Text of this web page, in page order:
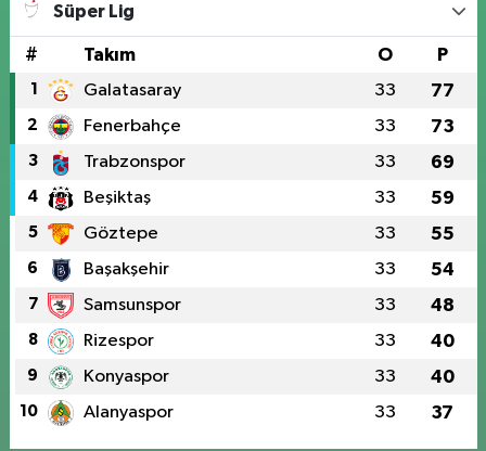
Süper Lig
# Takım O P
1 Galatasaray 33 77
2 Fenerbahçe 33 73
3 Trabzonspor 33 69
4 Beşiktaş 33 59
5 Göztepe 33 55
6 Başakşehir 33 54
7 Samsunspor 33 48
8 Rizespor 33 40
9 Konyaspor 33 40
10 Alanyaspor 33 37